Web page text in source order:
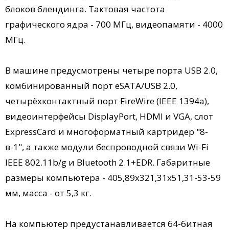
блоков блендинга. Тактовая частота
графического ядра - 700 МГц, видеопамяти - 4000
МГц.
В машине предусмотрены четыре порта USB 2.0,
комбинированный порт eSATA/USB 2.0,
четырёхконтактный порт FireWire (IEEE 1394a),
видеоинтерфейсы DisplayPort, HDMI и VGA, слот
ExpressCard и многоформатный картридер "8-
в-1", а также модули беспроводной связи Wi-Fi
IEEE 802.11b/g и Bluetooth 2.1+EDR. Габаритные
размеры компьютера - 405,89х321,31х51,31-53-59
мм, масса - от 5,3 кг.
На компьютер предустанавливается 64-битная